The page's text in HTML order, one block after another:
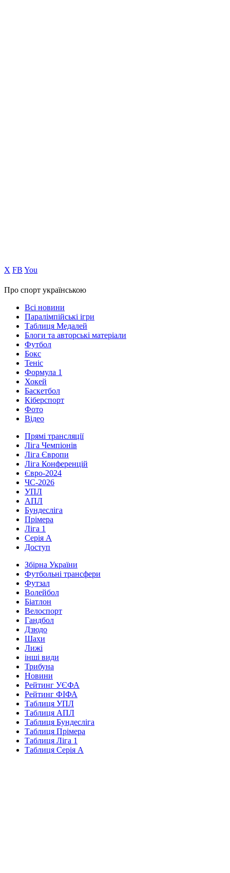
Х FB You
Про спорт українською
Всі новини
Паралімпійські ігри
Таблиця Медалей
Блоги та авторські матеріали
Футбол
Бокс
Теніс
Формула 1
Хокей
Баскетбол
Кіберспорт
Фото
Відео
Прямі трансляції
Ліга Чемпіонів
Ліга Європи
Ліга Конференцій
Євро-2024
ЧС-2026
УПЛ
АПЛ
Бундесліга
Прімера
Ліга 1
Серія А
Доступ
Збірна України
Футбольні трансфери
Футзал
Волейбол
Біатлон
Велоспорт
Гандбол
Дзюдо
Шахи
Лижі
інші види
Трибуна
Новини
Рейтинг УЄФА
Рейтинг ФІФА
Таблиця УПЛ
Таблиця АПЛ
Таблиця Бундесліга
Таблиця Прімера
Таблиця Ліга 1
Таблиця Серія А